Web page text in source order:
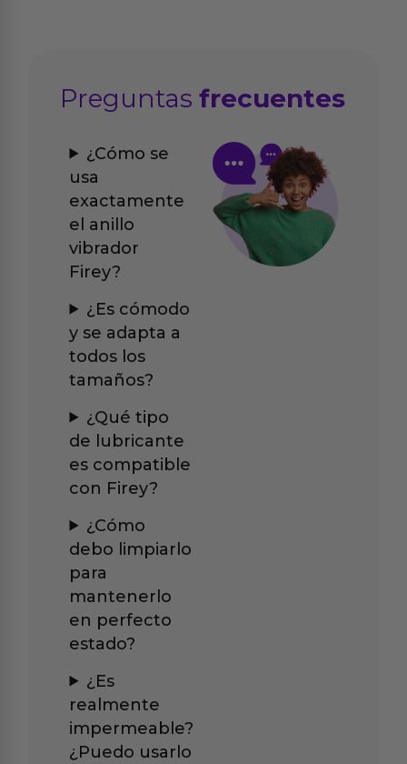
Preguntasfrecuentes
¿Cómo se
usa
exactamente
el anillo
vibrador
Firey?
¿Es cómodo
y se adapta a
todos los
tamaños?
¿Qué tipo
de lubricante
es compatible
con Firey?
¿Cómo
debo limpiarlo
para
mantenerlo
en perfecto
estado?
¿Es
realmente
impermeable?
¿Puedo usarlo